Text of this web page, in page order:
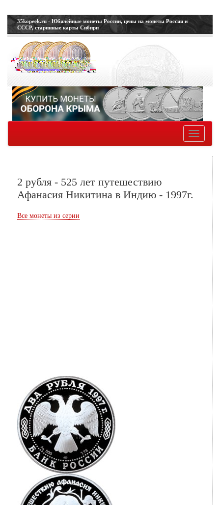
35kopeek.ru - Юбилейные монеты России, цены на монеты России и
СССР, старинные карты Сибири
Toggle
2 рубля - 525 лет путешествию
Афанасия Никитина в Индию - 1997г.
Все монеты из серии